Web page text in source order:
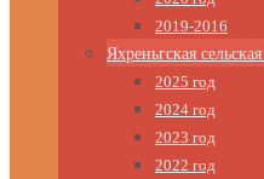
2019-2016
Яхреньгская
2025 год
2024 год
2023 год
2022 год